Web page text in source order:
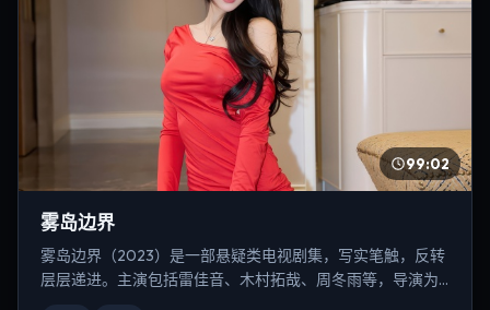
99:02
雾岛边界
雾岛边界（2023）是一部悬疑类电视剧集，写实笔触，反转
层层递进。主演包括雷佳音、木村拓哉、周冬雨等，导演为